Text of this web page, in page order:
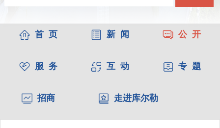
首 页 新 闻 公 开
服 务 互 动 专 题
招商 走进库尔勒